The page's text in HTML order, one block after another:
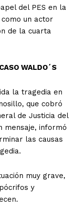
del PES en la
un actor
de la cuarta
WALDO´S
la tragedia en
que cobró
de Justicia del
mensaje, informó
las causas
muy grave,
y